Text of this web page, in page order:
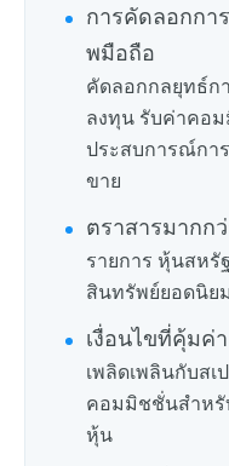
การคัดลอกกา
พมือถือ
คัดลอกกลยุทธ์ก
ลงทุน รับค่าคอ
ประสบการณ์กา
ขาย
ตราสารมากก
รายการ หุ้นสหรั
สินทรัพย์ยอดนิย
เงื่อนไขที่คุ้มค่า
เพลิดเพลินกับสเ
คอมมิชชั่นสำหรั
หุ้น